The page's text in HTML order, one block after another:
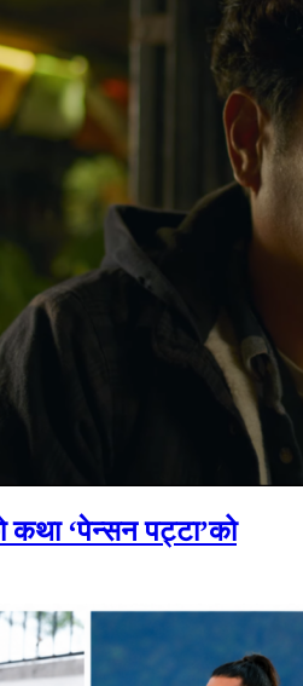
कथा ‘पेन्सन पट्टा’को